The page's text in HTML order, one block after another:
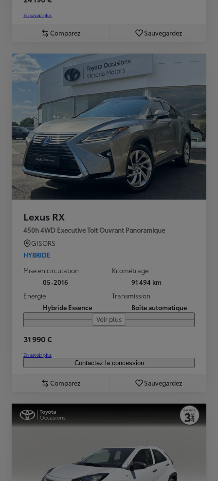
En savoir plus
Comparez Sauvegardez
Lexus RX
450h 4WD Executive Toit Ouvrant Panoramique
GISORS
HYBRIDE
Mise en circulation
05-2016
Kilométrage
91 494 km
Energie
Hybride Essence
Transmission
Boîte automatique
Voir plus
31 990 €
En savoir plus
Contactez la concession
Comparez Sauvegardez